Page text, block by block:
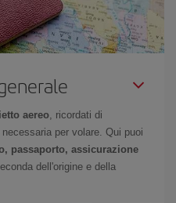
aereo, ricordati di
per volare. Qui puoi
passaporto, assicurazione
dell'origine e della